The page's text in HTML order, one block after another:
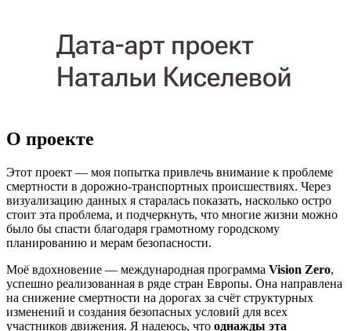
О проекте
Этот проект — моя попытка привлечь внимание к проблеме
смертности в дорожно-транспортных происшествиях. Через
визуализацию данных я старалась показать, насколько остро
стоит эта проблема, и подчеркнуть, что многие жизни можно
было бы спасти благодаря грамотному городскому
планированию и мерам безопасности.
Моё вдохновение — международная программа Vision Zero,
успешно реализованная в ряде стран Европы. Она направлена
на снижение смертности на дорогах за счёт структурных
изменений и создания безопасных условий для всех
участников движения. Я надеюсь, что однажды эта